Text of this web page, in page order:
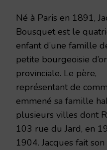
Né à Paris en 1891,
Bousquet est le
enfant d’une famille
petite bourgeoisie
provinciale. Le père,
représentant de
emmené sa famille
plusieurs villes dont
103 rue du Jard, en
1904. Jacques fait